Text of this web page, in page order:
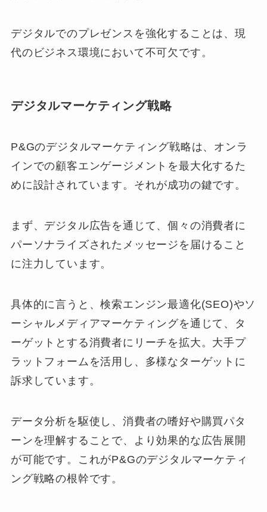
デジタルでのプレゼンスを強化することは、現
代のビジネス環境において不可欠です。
デジタルマーケティング戦略
P&Gのデジタルマーケティング戦略は、オンラ
インでの顧客エンゲージメントを最大化するた
めに設計されています。それが成功の鍵です。
まず、デジタル広告を通じて、個々の消費者に
パーソナライズされたメッセージを届けること
に注力しています。
具体的に言うと、検索エンジン最適化(SEO)やソ
ーシャルメディアマーケティングを通じて、タ
ーゲットとする消費者にリーチを拡大。大手プ
ラットフォームを活用し、多様なターゲットに
訴求しています。
データ分析を駆使し、消費者の嗜好や購買パタ
ーンを理解することで、より効果的な広告展開
が可能です。これがP&Gのデジタルマーケティ
ング戦略の根幹です。